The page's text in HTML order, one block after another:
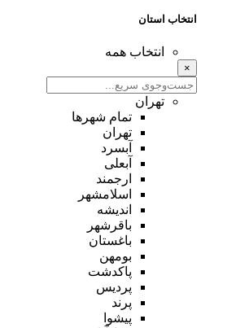
انتخاب استان
انتخاب همه
×
تهران
تمام شهر‌ها
تهران
آبسرد
آبعلی
ارجمند
اسلامشهر
اندیشه
باقرشهر
باغستان
بومهن
پاکدشت
پردیس
پرند
پیشوا